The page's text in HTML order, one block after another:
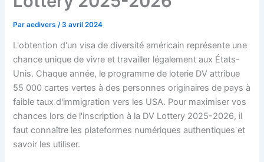
Paraedivers /3 avril 2024
L'obtention d'un visa de diversité américain représente une
chance unique de vivre et travailler légalement aux États-
Unis. Chaque année, le programme de loterie DV attribue
55 000 cartes vertes à des personnes originaires de pays à
faible taux d'immigration vers les USA. Pour maximiser vos
chances lors de l'inscription à la DV Lottery 2025-2026, il
faut connaître les plateformes numériques authentiques et
savoir les utiliser.